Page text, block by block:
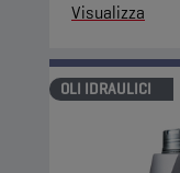
Visualizza
OLI IDRAULICI